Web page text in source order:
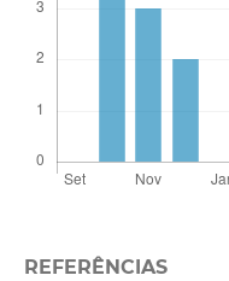
REFERÊNCIAS